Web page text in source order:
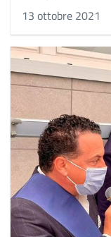
13 ottobre 2021